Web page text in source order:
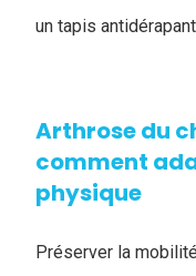
un tapis
Arthrose du
comment
physique
Préserver la